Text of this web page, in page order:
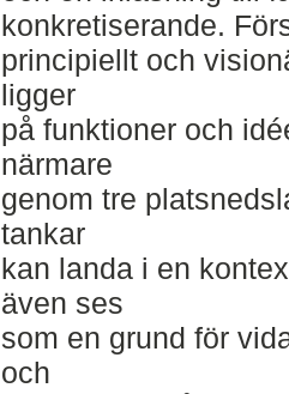
konkretiserande.
principiellt och
ligger
på funktioner och
närmare
genom tre
tankar
kan landa i en
även ses
som en grund för
och